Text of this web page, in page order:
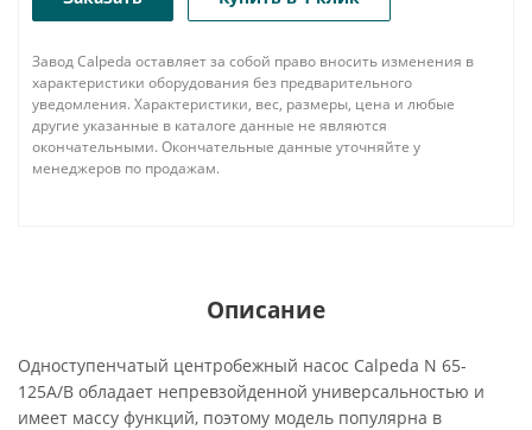
Завод Calpeda оставляет за собой право вносить изменения в
характеристики оборудования без предварительного
уведомления. Характеристики, вес, размеры, цена и любые
другие указанные в каталоге данные не являются
окончательными. Окончательные данные уточняйте у
менеджеров по продажам.
Описание
Одноступенчатый центробежный насос Calpeda N 65-
125A/B обладает непревзойденной универсальностью и
имеет массу функций, поэтому модель популярна в